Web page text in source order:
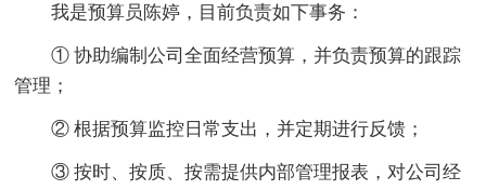
我是预算员陈婷，目前负责如下事务：
① 协助编制公司全面经营预算，并负责预算的跟踪
管理；
② 根据预算监控日常支出，并定期进行反馈；
③ 按时、按质、按需提供内部管理报表，对公司经